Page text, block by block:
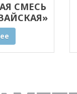
СМЕСЬ